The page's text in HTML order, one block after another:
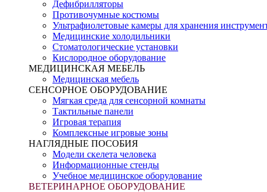
Дефибрилляторы
Противочумные костюмы
Ультрафиолетовые камеры для хранения
Медицинские холодильники
Стоматологические установки
Кислородное оборудование
МЕДИЦИНСКАЯ МЕБЕЛЬ
Медицинская мебель
СЕНСОРНОЕ ОБОРУДОВАНИЕ
Мягкая среда для сенсорной комнаты
Тактильные панели
Игровая терапия
Комплексные игровые зоны
НАГЛЯДНЫЕ ПОСОБИЯ
Модели скелета человека
Информационные стенды
Учебное медицинское оборудование
ВЕТЕРИНАРНОЕ ОБОРУДОВАНИЕ